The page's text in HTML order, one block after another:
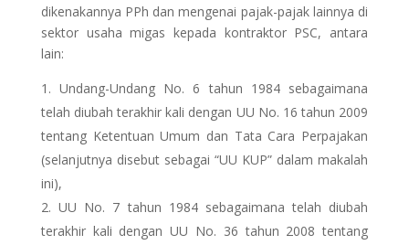
dikenakannya PPh dan mengenai pajak-pajak lainnya di
sektor usaha migas kepada kontraktor PSC, antara
lain:
Undang-Undang No. 6 tahun 1984 sebagaimana
telah diubah terakhir kali dengan UU No. 16 tahun 2009
tentang Ketentuan Umum dan Tata Cara Perpajakan
(selanjutnya disebut sebagai “UU KUP” dalam makalah
ini),
UU No. 7 tahun 1984 sebagaimana telah diubah
terakhir kali dengan UU No. 36 tahun 2008 tentang